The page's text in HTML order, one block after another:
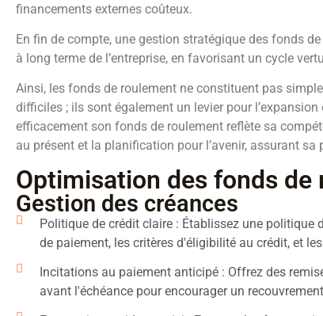
financements externes coûteux.
En fin de compte, une gestion stratégique des fonds
à long terme de l’entreprise, en favorisant un cycle
Ainsi, les fonds de roulement ne constituent pas
difficiles ; ils sont également un levier pour
efficacement son fonds de roulement reflète sa
au présent et la planification pour l’avenir, assurant sa
Optimisation des fonds de
Gestion des créances
Politique de crédit claire : Établissez une
de paiement, les critères d'éligibilité au crédit, et
Incitations au paiement anticipé : Offrez des
avant l'échéance pour encourager un